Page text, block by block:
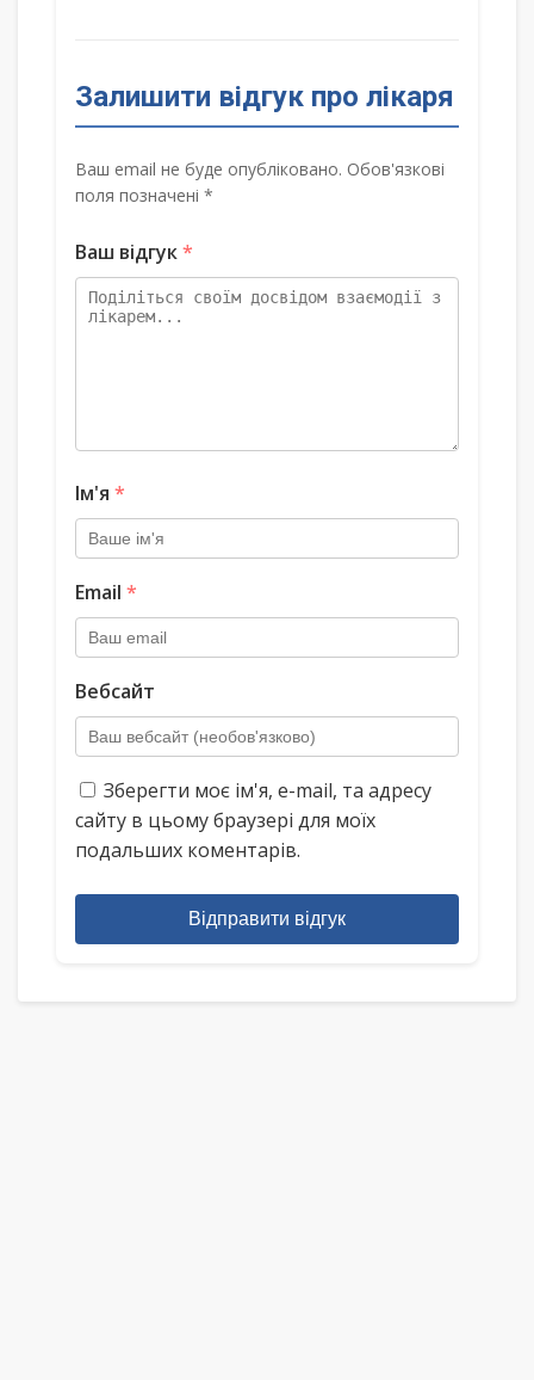
Залишити відгук про лікаря
Ваш email не буде опубліковано. Обов'язкові
поля позначені *
Ваш відгук*
Ім'я *
Email *
Вебсайт
Зберегти моє ім'я, e-mail, та адресу
сайту в цьому браузері для моїх
подальших коментарів.
Відправити відгук